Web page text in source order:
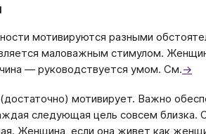
мотивируются разными
маловажным стимулом.
― руководствуется умом. См.→
мотивирует. Важно
следующая цель совсем близка.
Женщина, если она живет как